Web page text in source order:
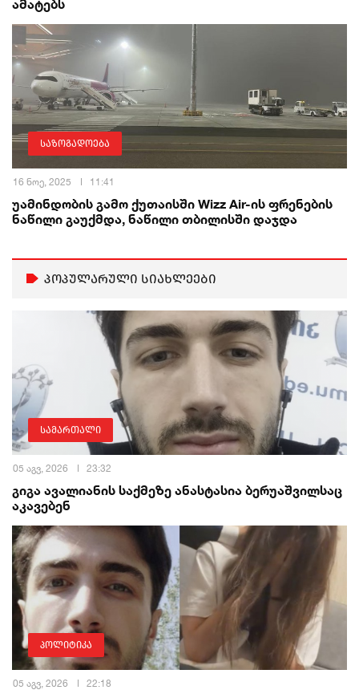
ამატებს
საზოგადოება
16 ნოე, 2025 11:41
უამინდობის გამო ქუთაისში Wizz Air-ის ფრენების
ნაწილი გაუქმდა, ნაწილი თბილისში დაჯდა
პოპულარული სიახლეები
სამართალი
05 აგვ, 2026 23:32
გიგა ავალიანის საქმეზე ანასტასია ბერუაშვილსაც
აკავებენ
პოლიტიკა
05 აგვ, 2026 22:18